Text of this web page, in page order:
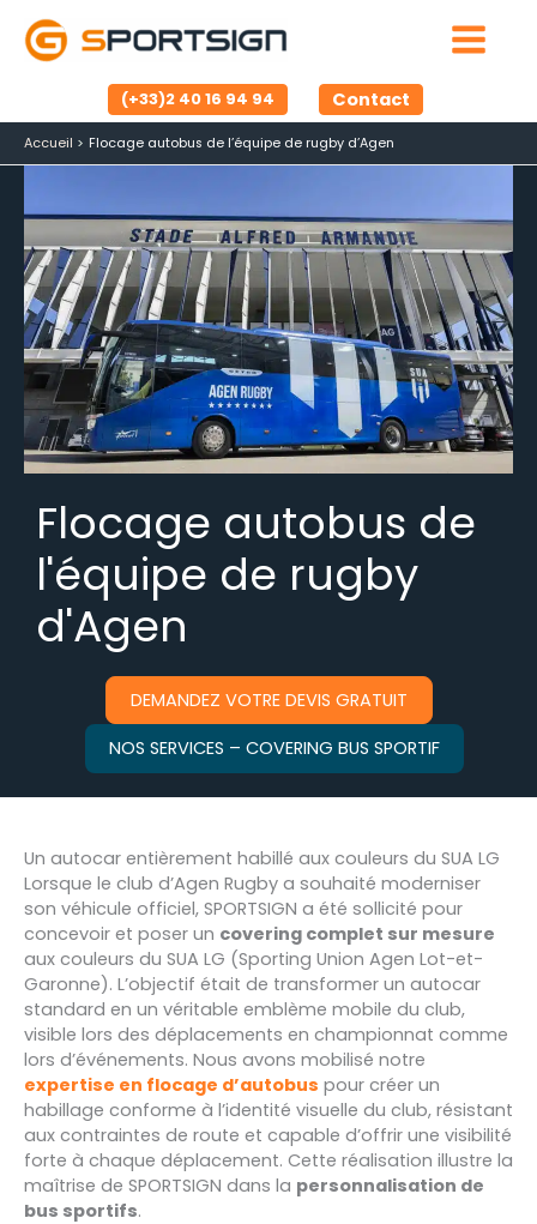
contenu
(+33)2 40 16 94 94 Contact
Accueil Flocage autobus de l’équipe de rugby d’Agen
Flocage autobus de
l'équipe de rugby
d'Agen
DEMANDEZ VOTRE DEVIS GRATUIT
NOS SERVICES – COVERING BUS SPORTIF
Un autocar entièrement habillé aux couleurs du SUA LG
Lorsque le club d’Agen Rugby a souhaité moderniser
son véhicule officiel, SPORTSIGN a été sollicité pour
concevoir et poser un covering complet sur mesure
aux couleurs du SUA LG (Sporting Union Agen Lot-et-
Garonne). L’objectif était de transformer un autocar
standard en un véritable emblème mobile du club,
visible lors des déplacements en championnat comme
lors d’événements. Nous avons mobilisé notre
expertise en flocage d’autobus pour créer un
habillage conforme à l’identité visuelle du club, résistant
aux contraintes de route et capable d’offrir une visibilité
forte à chaque déplacement. Cette réalisation illustre la
maîtrise de SPORTSIGN dans la personnalisation de
bus sportifs.